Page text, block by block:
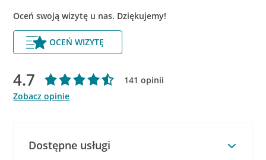
Oceń swoją wizytę u nas. Dziękujemy!
OCEŃ WIZYTĘ
4.7
141 opinii
Zobacz opinie
Dostępne usługi